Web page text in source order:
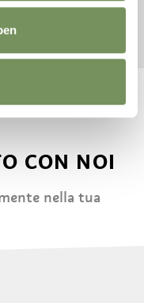
CON NOI
nella tua